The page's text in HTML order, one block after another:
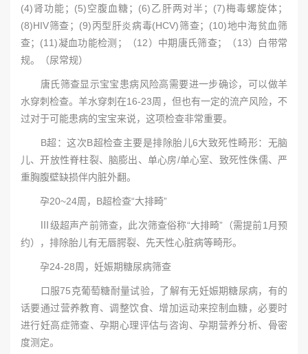
(4)肾功能；(5)空腹血糖；(6)乙肝两对半；(7)梅毒螺旋体；
(8)HIV筛查；(9)丙型肝炎病毒(HCV)筛查；(10)地中海贫血筛
查；(11)凝血功能检测；（12）中期唐氏筛查；（13）白带常
规。（尿常规）
唐氏筛查显示宝宝患病风险高需要进一步确诊，可以做羊
水穿刺检查。羊水穿刺在16-23周，但也有一定的流产风险，不
过对于可能患病的宝宝来说，这项检查非常重要。
B超：这次B超检查主要是排除胎儿6大致死性畸形：无脑
儿、开放性脊柱裂、脑膨出、单心房/单心室、致死性侏儒、严
重胸腹壁缺损伴内脏外翻。
孕20~24周，B超检查“大排畸”
Ⅲ级超声产前筛查，此次筛查俗称“大排畸”（需提前1月预
约），排除胎儿有无唇腭裂、先天性心脏病等畸形。
孕24-28周，妊娠期糖尿病筛查
口服75克葡萄糖耐量试验，了解有无妊娠期糖尿病，有的
话要通过营养教育、调整饮食、增加运动来控制血糖，必要时
进行妊高症筛查、孕期心理评估与咨询、孕期营养分析、骨密
度测定。